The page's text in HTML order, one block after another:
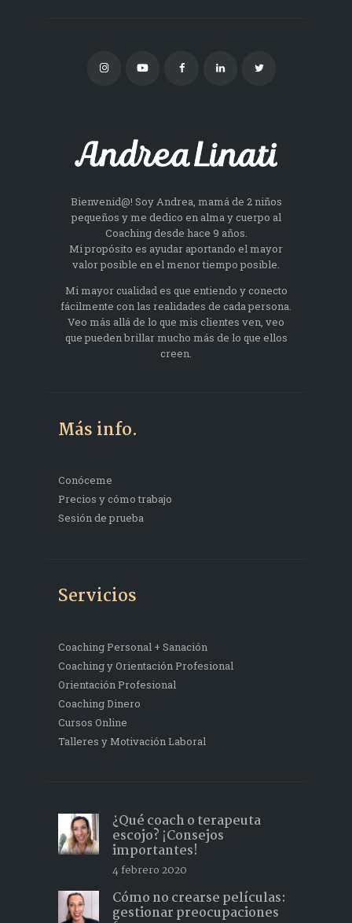
Bienvenid@! Soy Andrea, mamá de 2 niños
pequeños y me dedico en alma y cuerpo al
Coaching desde hace 9 años.
Mi propósito es ayudar aportando el mayor
valor posible en el menor tiempo posible.
Mi mayor cualidad es que entiendo y conecto
fácilmente con las realidades de cada persona.
Veo más allá de lo que mis clientes ven, veo
que pueden brillar mucho más de lo que ellos
creen.
Más info.
Conóceme
Precios y cómo trabajo
Sesión de prueba
Servicios
Coaching Personal + Sanación
Coaching y Orientación Profesional
Orientación Profesional
Coaching Dinero
Cursos Online
Talleres y Motivación Laboral
¿Qué coach o terapeuta
escojo? ¡Consejos
importantes!
4 febrero 2020
Cómo no crearse películas:
gestionar preocupaciones